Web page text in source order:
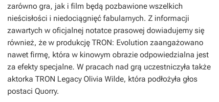
zarówno gra, jak i film będą pozbawione wszelkich
nieścisłości i niedociągnięć fabularnych. Z informacji
zawartych w oficjalnej notatce prasowej dowiadujemy się
również, że w produkcję TRON: Evolution zaangażowano
nawet firmę, która w kinowym obrazie odpowiedzialna jest
za efekty specjalne. W pracach nad grą uczestniczyła także
aktorka TRON Legacy Olivia Wilde, która podłożyła głos
postaci Quorry.